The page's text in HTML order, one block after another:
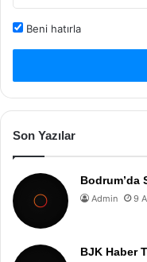
Beni hatırla
Son Yazılar
Bodrum’da
Admin 9
BJK Haber